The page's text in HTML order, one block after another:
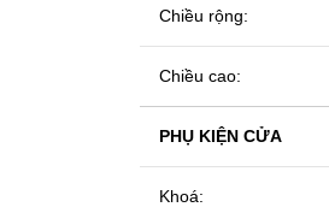
Chiều rộng:
Chiều cao:
PHỤ KIỆN CỬA
Khoá: